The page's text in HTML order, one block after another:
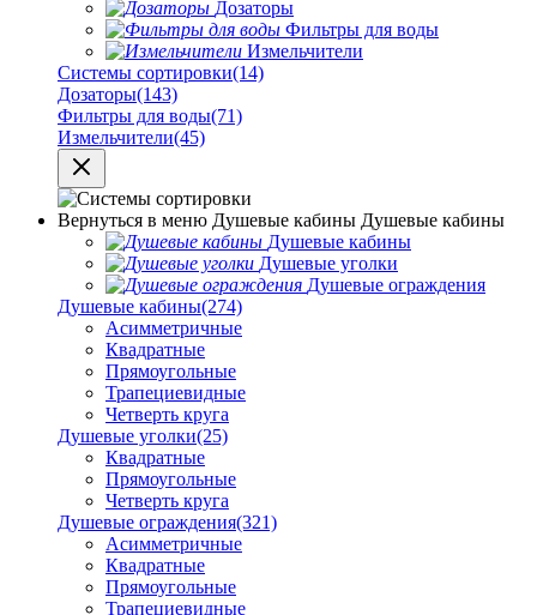
Дозаторы
Фильтры для воды
Измельчители
Системы сортировки(14)
Дозаторы(143)
Фильтры для воды(71)
Измельчители(45)
Вернуться в меню Душевые кабины Душевые кабины
Душевые кабины
Душевые уголки
Душевые ограждения
Душевые кабины(274)
Асимметричные
Квадратные
Прямоугольные
Трапециевидные
Четверть круга
Душевые уголки(25)
Квадратные
Прямоугольные
Четверть круга
Душевые ограждения(321)
Асимметричные
Квадратные
Прямоугольные
Трапециевидные